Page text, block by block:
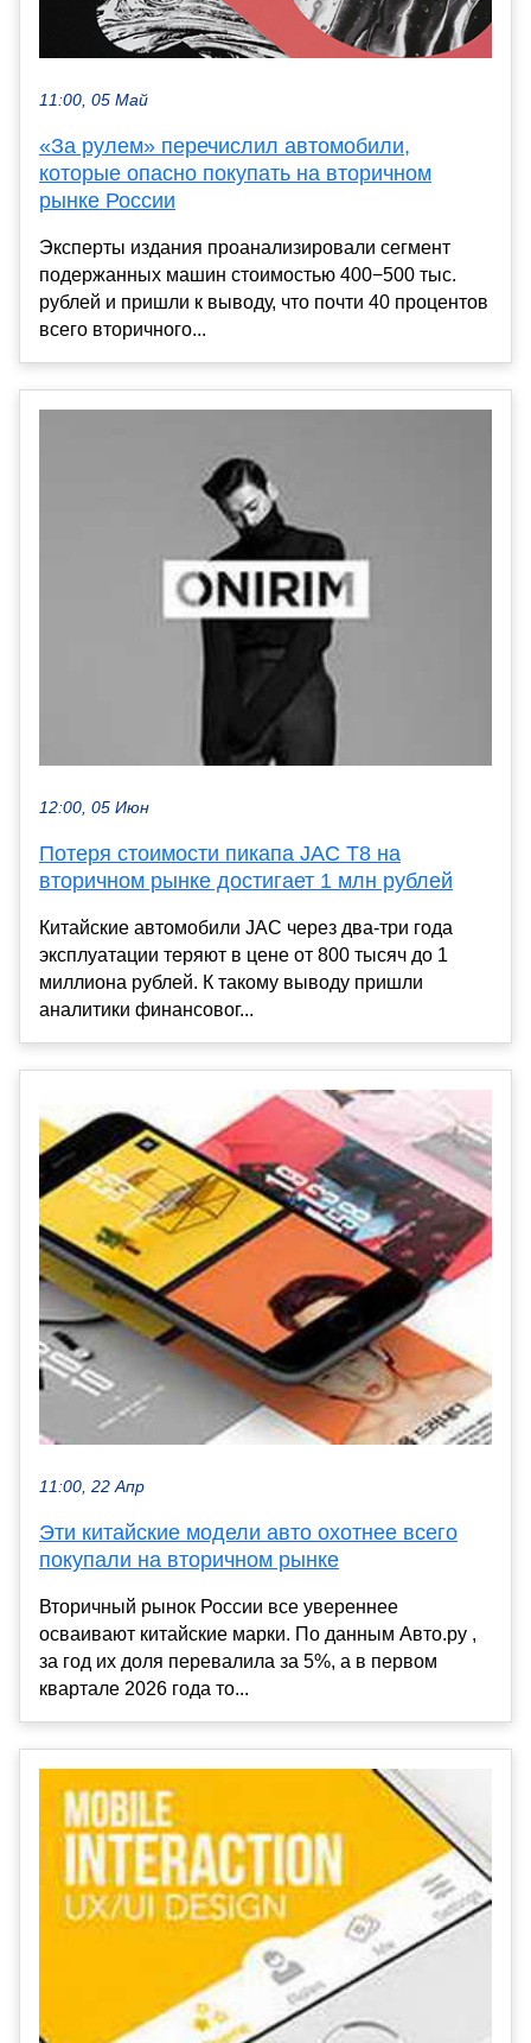
11:00, 05 Май
«За рулем» перечислил автомобили,
которые опасно покупать на вторичном
рынке России
Эксперты издания проанализировали сегмент
подержанных машин стоимостью 400−500 тыс.
рублей и пришли к выводу, что почти 40 процентов
всего вторичного...
12:00, 05 Июн
Потеря стоимости пикапа JAC T8 на
вторичном рынке достигает 1 млн рублей
Китайские автомобили JAC через два-три года
эксплуатации теряют в цене от 800 тысяч до 1
миллиона рублей. К такому выводу пришли
аналитики финансовог...
11:00, 22 Апр
Эти китайские модели авто охотнее всего
покупали на вторичном рынке
Вторичный рынок России все увереннее
осваивают китайские марки. По данным Авто.ру ,
за год их доля перевалила за 5%, а в первом
квартале 2026 года то...